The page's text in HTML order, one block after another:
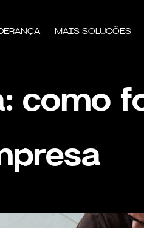
MAIS SOLUÇÕES
como